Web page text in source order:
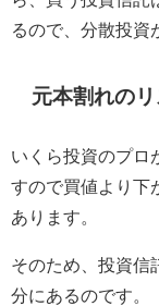
るので、分散投資
元本割れの
いくら投資のプロ
すので買値より下
あります。
そのため、投資信
分にあるのです。